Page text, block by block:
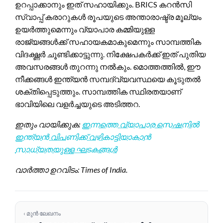
ഉറപ്പാക്കാനും ഇത് സഹായിക്കും. BRICS കറൻസി
സ്വാപ്പ് കരാറുകൾ രൂപയുടെ അന്താരാഷ്ട്ര മൂല്യം
ഉയർത്തുമെന്നും വ്യാപാര കമ്മിയുള്ള
രാജ്യങ്ങൾക്ക് സഹായകമാകുമെന്നും സാമ്പത്തിക
വിദഗ്ദ്ധർ ചൂണ്ടിക്കാട്ടുന്നു. നിക്ഷേപകർക്ക് ഇത് പുതിയ
അവസരങ്ങൾ തുറന്നു നൽകും. മൊത്തത്തിൽ, ഈ
നീക്കങ്ങൾ ഇന്ത്യൻ സമ്പദ്‌വ്യവസ്ഥയെ കൂടുതൽ
ശക്തിപ്പെടുത്തും. സാമ്പത്തിക സ്ഥിരതയാണ്
ഭാവിയിലെ വളർച്ചയുടെ അടിത്തറ.
ഇതും വായിക്കുക: ഇന്നത്തെ വ്യാപാര സെഷനിൽ
ഇന്ത്യൻ വിപണിക്ക് വഴികാട്ടിയാകാൻ
സാധ്യതയുള്ള ഘടകങ്ങൾ
വാർത്താ ഉറവിടം: Times of India.
‹ മുൻ ലേഖനം